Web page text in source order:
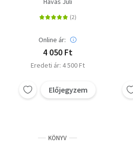
Online ár:
4 050 Ft
Eredeti ár: 4 500 Ft
Előjegyzem
KÖNYV